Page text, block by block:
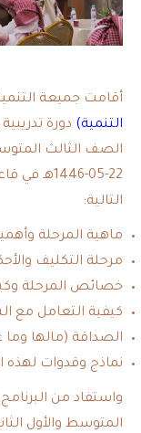
أقامت جميعة
التنمية) دورة
الصف الثالث
22-05-
التالية:
ماهية المرحلة
مرحلة التكليف
خصائص المرحلة
كيفية التعامل مع
الصداقة (مالها وما
نماذج وقدوات لهذه
المتوسط والأول